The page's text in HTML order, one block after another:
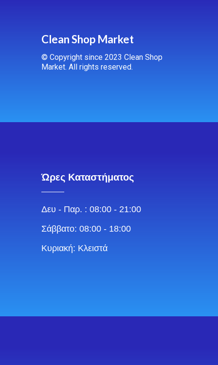
Clean Shop Market
© Copyright since 2023 Clean Shop
Market. All rights reserved.
Ώρες Καταστήματος
Δευ - Παρ. : 08:00 - 21:00
Σάββατο: 08:00 - 18:00
Κυριακή: Κλειστά